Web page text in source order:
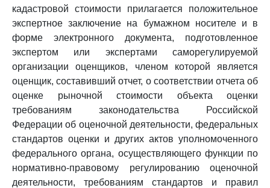
кадастровой стоимости прилагается положительное
экспертное заключение на бумажном носителе и в
форме электронного документа, подготовленное
экспертом или экспертами саморегулируемой
организации оценщиков, членом которой является
оценщик, составивший отчет, о соответствии отчета об
оценке рыночной стоимости объекта оценки
требованиям законодательства Российской
Федерации об оценочной деятельности, федеральных
стандартов оценки и других актов уполномоченного
федерального органа, осуществляющего функции по
нормативно-правовому регулированию оценочной
деятельности, требованиям стандартов и правил